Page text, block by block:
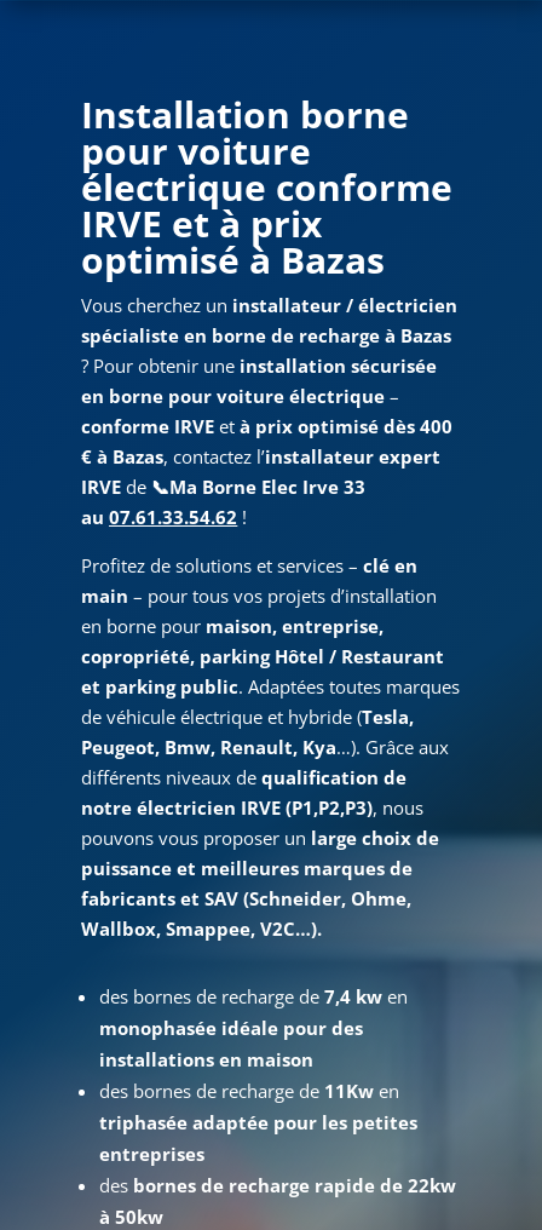
Installation borne
pour voiture
électrique conforme
IRVE et à prix
optimisé à Bazas
Vous cherchez un installateur / électricien
spécialiste en borne de recharge à Bazas
? Pour obtenir une installation sécurisée
en borne pour voiture électrique –
conforme IRVE età prix optimisé dès 400
€ à Bazas, contactez l’installateur expert
IRVE de 📞Ma Borne Elec Irve 33
au 07.61.33.54.62 !
Profitez de solutions et services –clé en
main – pour tous vos projets d’installation
en borne pour maison, entreprise,
copropriété, parking Hôtel / Restaurant
et parking public. Adaptées toutes marques
de véhicule électrique et hybride (Tesla,
Peugeot, Bmw, Renault, Kya…). Grâce aux
différents niveaux dequalification de
notre électricien IRVE (P1,P2,P3), nous
pouvons vous proposer un large choix de
puissance et meilleures marques de
fabricants et SAV (Schneider, Ohme,
Wallbox, Smappee, V2C…).
des bornes de recharge de7,4 kw en
monophasée idéale pour des
installations en maison
des bornes de recharge de 11Kw en
triphasée adaptée pour les petites
entreprises
des bornes de recharge rapide de 22kw
à 50kw